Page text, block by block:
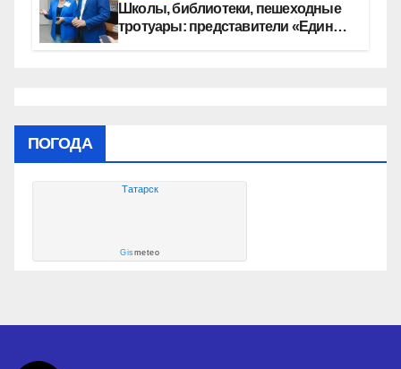
Школы, библиотеки, пешеходные
тротуары: представители «Единой
ПОГОДА
Татарск
Gismeteo